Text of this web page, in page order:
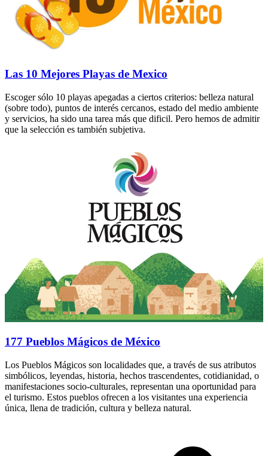
Las 10 Mejores Playas de Mexico
Escoger sólo 10 playas apegadas a ciertos criterios: belleza natural
(sobre todo), puntos de interés cercanos, estado del medio ambiente
y servicios, ha sido una tarea más que dificil. Pero hemos de admitir
que la selección es también subjetiva.
177 Pueblos Mágicos de México
Los Pueblos Mágicos son localidades que, a través de sus atributos
simbólicos, leyendas, historia, hechos trascendentes, cotidianidad, o
manifestaciones socio-culturales, representan una oportunidad para
el turismo. Estos pueblos ofrecen a los visitantes una experiencia
única, llena de tradición, cultura y belleza natural.